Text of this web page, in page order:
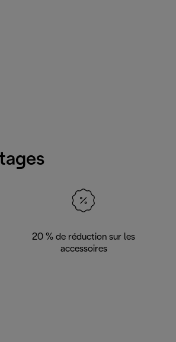
20 % de réduction sur les
accessoires